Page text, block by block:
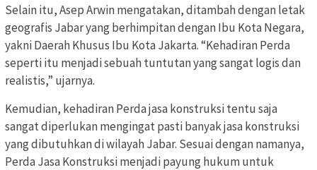
Selain itu, Asep Arwin mengatakan, ditambah dengan letak
geografis Jabar yang berhimpitan dengan Ibu Kota Negara,
yakni Daerah Khusus Ibu Kota Jakarta. “Kehadiran Perda
seperti itu menjadi sebuah tuntutan yang sangat logis dan
realistis,” ujarnya.
Kemudian, kehadiran Perda jasa konstruksi tentu saja
sangat diperlukan mengingat pasti banyak jasa konstruksi
yang dibutuhkan di wilayah Jabar. Sesuai dengan namanya,
Perda Jasa Konstruksi menjadi payung hukum untuk